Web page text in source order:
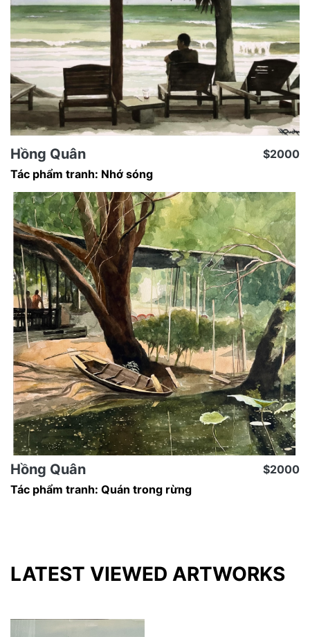
Hồng Quân
Tác phẩm tranh: Nhớ sóng
$2000
Hồng Quân
Tác phẩm tranh: Quán trong rừng
$2000
LATEST VIEWED ARTWORKS